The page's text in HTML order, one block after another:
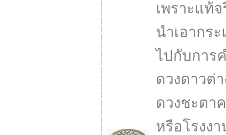
เพราะแท้
นำเอากร
ไปกับการ
ดวงดาวต่
ดวงชะตา
หรือโรงง